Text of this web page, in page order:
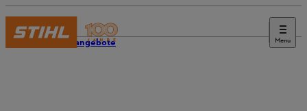
Menu
Stellenangebote